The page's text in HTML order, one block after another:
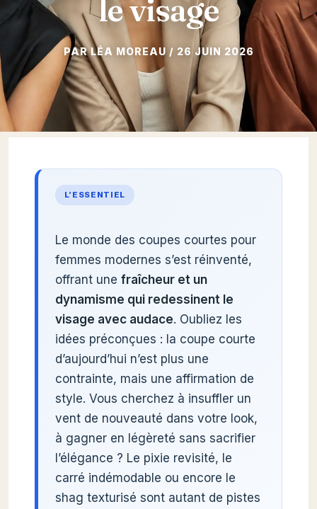
le visage
26 JUIN 2026
L’ESSENTIEL
Le monde des coupes courtes pour
femmes modernes s’est réinventé,
offrant une fraîcheur et un
dynamisme qui redessinent le
visage avec audace. Oubliez les
idées préconçues : la coupe courte
d’aujourd’hui n’est plus une
contrainte, mais une affirmation de
style. Vous cherchez à insuffler un
vent de nouveauté dans votre look,
à gagner en légèreté sans sacrifier
l’élégance ? Le pixie revisité, le
carré indémodable ou encore le
shag texturisé sont autant de pistes